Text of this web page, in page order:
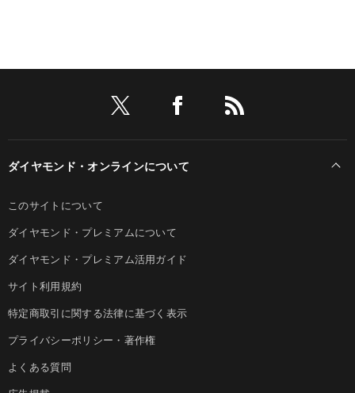
ダイヤモンド・オンラインについて
このサイトについて
ダイヤモンド・プレミアムについて
ダイヤモンド・プレミアム活用ガイド
サイト利用規約
特定商取引に関する法律に基づく表示
プライバシーポリシー・著作権
よくある質問